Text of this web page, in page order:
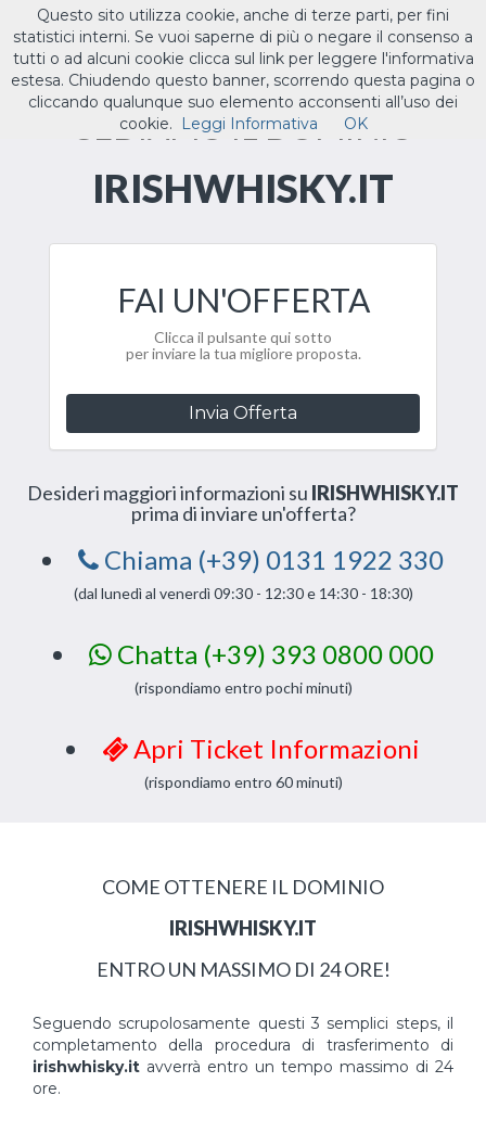
Toggle
ILTUO.IT
CEDIAMO IL DOMINIO
IRISHWHISKY.IT
FAI UN'OFFERTA
Clicca il pulsante qui sotto
per inviare la tua migliore proposta.
Invia Offerta
Desideri maggiori informazioni su IRISHWHISKY.IT
prima di inviare un'offerta?
Chiama (+39) 0131 1922 330
(dal lunedì al venerdì 09:30 - 12:30 e 14:30 - 18:30)
Chatta (+39) 393 0800 000
(rispondiamo entro pochi minuti)
Apri Ticket Informazioni
(rispondiamo entro 60 minuti)
COME OTTENERE IL DOMINIO
IRISHWHISKY.IT
ENTRO UN MASSIMO DI 24 ORE!
Seguendo scrupolosamente questi 3 semplici steps, il
completamento della procedura di trasferimento di
irishwhisky.it avverrà entro un tempo massimo di 24
ore.
Questo sito utilizza cookie, anche di terze parti, per fini
statistici interni. Se vuoi saperne di più o negare il consenso a
tutti o ad alcuni cookie clicca sul link per leggere l'informativa
estesa. Chiudendo questo banner, scorrendo questa pagina o
cliccando qualunque suo elemento acconsenti all’uso dei
cookie.
Leggi Informativa OK